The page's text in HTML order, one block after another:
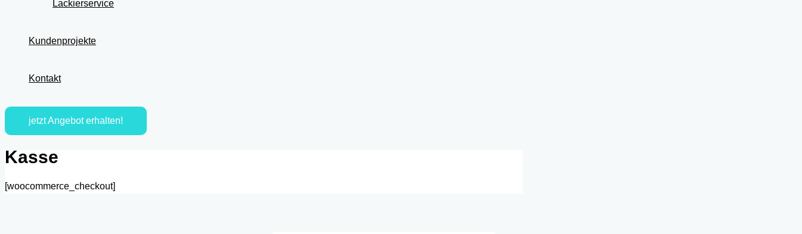
Lackierservice
Kundenprojekte
Kontakt
jetzt Angebot erhalten!
Kasse
[woocommerce_checkout]